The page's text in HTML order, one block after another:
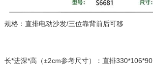
规格：直排电动沙发/三位靠背前后可移
长*进深*高（±2cm参考尺寸）：直排330*106*90